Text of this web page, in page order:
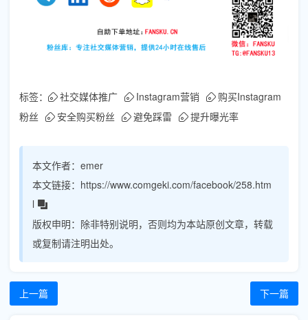
标签： 社交媒体推广 Instagram营销
购买Instagram
粉丝
安全购买粉丝 避免踩雷 提升曝光率
本文作者： emer
本文链接： https://www.comgeki.com/facebook/258.htm
l
版权申明： 除非特别说明，否则均为本站原创文章，转载
或复制请注明出处。
上一篇 下一篇